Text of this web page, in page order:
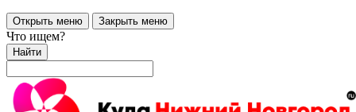
Открыть меню Закрыть меню
Что ищем?
Найти